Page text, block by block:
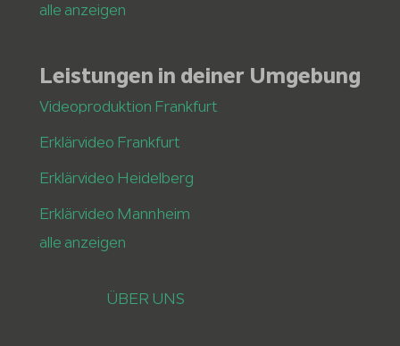
alle anzeigen
Leistungen in deiner Umgebung
Videoproduktion Frankfurt
Erklärvideo Frankfurt
Erklärvideo Heidelberg
Erklärvideo Mannheim
alle anzeigen
ÜBER UNS